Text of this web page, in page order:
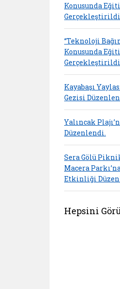
Konusunda
“Teknoloji
Konusunda
Kayabaşı
Gezisi
Yalıncak
Düzenlendi.
Sera Gölü
Macera
Etkinliği
Hepsini